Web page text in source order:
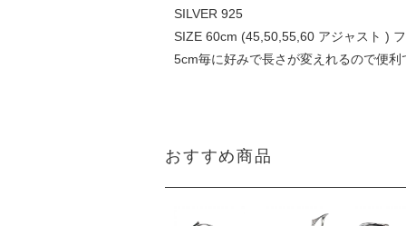
SILVER 925
SIZE 60cm (45,50,55,60 アジャスト )
5cm毎に好みで長さが変えれるので便利
おすすめ商品